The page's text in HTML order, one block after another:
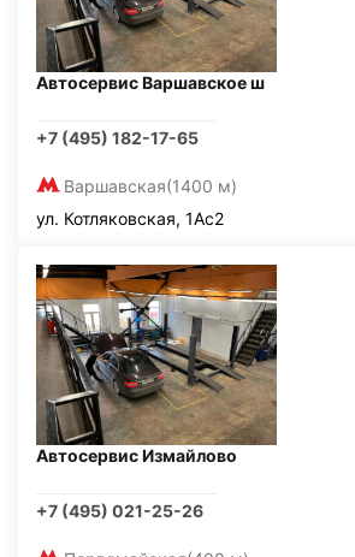
Автосервис Варшавское ш
+7 (495) 182-17-65
Варшавская(1400 м)
ул. Котляковская, 1Ас2
Автосервис Измайлово
+7 (495) 021-25-26